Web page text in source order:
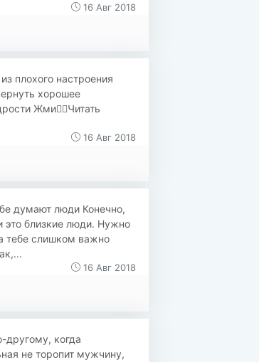
16 Авг 2018
плохого настроения
хорошее
Жми👉🏻Читать
16 Авг 2018
думают люди Конечно,
это близкие люди. Нужно
тебе слишком важно
16 Авг 2018
другому, когда
не торопит мужчину,